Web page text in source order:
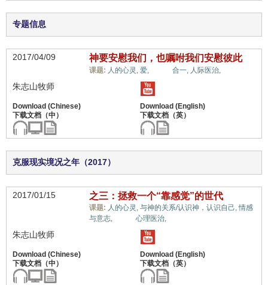
专题信息
2017/04/09 神要安慰我们，也嘱咐我们安慰彼此
课题: 人的心灵, 爱, 合一, 人际医治,
朱志山牧师
克服现实境况之年（2017）
2017/01/15 之三：拯救一个“靠感觉”的世代
课题: 人的心灵, 与神的关系/认识神，认识自己,情感
与意志,
心理医治,
朱志山牧师